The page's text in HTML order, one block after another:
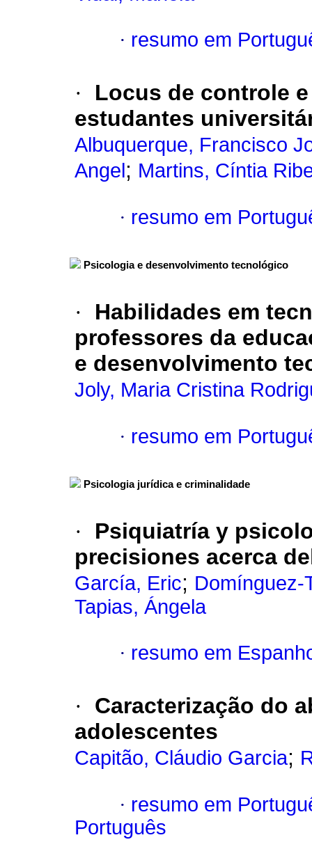
· resumo em
·
Locus de controle
estudantes
Albuquerque, Francisco
Angel ; Martins, Cíntia
· resumo em
Psicologia e desenvolvimento tecnológico
·
Habilidades em
professores da
e desenvolvimento
Joly, Maria Cristina
· resumo em
Psicologia jurídica e criminalidade
·
Psiquiatría y
precisiones acerca
García, Eric; Domínguez-
Tapias, Ángela
· resumo em
·
Caracterização do
adolescentes
Capitão, Cláudio Garcia;
· resumo em
Português